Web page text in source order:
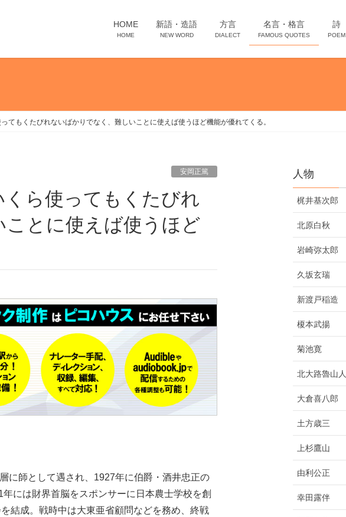
HOME
HOME
新語・造語
NEW WORD
方言
DIALECT
名言・格言
FAMOUS QUOTES
詩
POEM
てもくたびれないばかりでなく、難しいことに使えば使うほど機能が優れてくる。
安岡正篤
とに使えば使うほど
に師として遇され、1927年に伯爵・酒井忠正の
には財界首脳をスポンサーに日本農士学校を創
結成。戦時中は大東亜省顧問などを務め、終戦
人物
梶井基次郎
北原白秋
岩崎弥太郎
久坂玄瑞
新渡戸稲造
榎本武揚
菊池寛
北大路魯山人
大倉喜八郎
土方歳三
上杉鷹山
由利公正
幸田露伴